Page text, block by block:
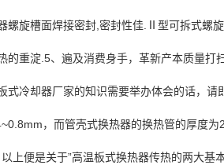
螺旋槽面焊接密封,密封性佳.Ⅱ型可拆式螺
的重淀.5、遍及消费身手，革新产本质量
式冷却器厂家的知识需要举办体会的话，
，而管壳式换热器的换热管的厚度
上便是关于”高温板式换热器传热的两大基